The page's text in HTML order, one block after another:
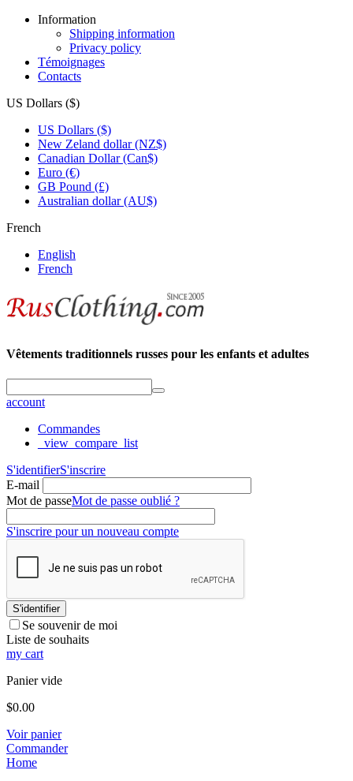
Information
Shipping information
Privacy policy
Témoignages
Contacts
US Dollars ($)
US Dollars ($)
New Zeland dollar (NZ$)
Canadian Dollar (Can$)
Euro (€)
GB Pound (£)
Australian dollar (AU$)
French
English
French
Vêtements traditionnels russes pour les enfants et adultes
account
Commandes
_view_compare_list
S'identifierS'inscrire
E-mail
Mot de passeMot de passe oublié ?
S'inscrire pour un nouveau compte
S'identifier
Se souvenir de moi
Liste de souhaits
my cart
Panier vide
$0.00
Voir panier
Commander
Home